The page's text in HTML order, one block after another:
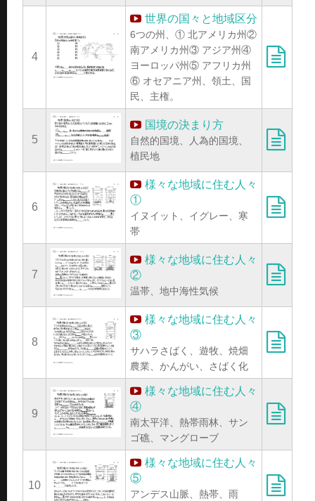
4
世界の国々と地域区分
6つの州、① 北アメリカ州②
南アメリカ州③ アジア州④
ヨーロッパ州⑤ アフリカ州
⑥ オセアニア州、領土、国
民、主権。
5
国境の決まり方
自然的国境、人為的国境、
植民地
6
様々な地域に住む人々
①
イヌイット、イグレー、寒
帯
7
様々な地域に住む人々
②
温帯、地中海性気候
8
様々な地域に住む人々
③
サハラさばく、遊牧、焼畑
農業、かんがい、さばく化
9
様々な地域に住む人々
④
南太平洋、熱帯雨林、サン
ゴ礁、マングローブ
10
様々な地域に住む人々
⑤
アンデス山脈、熱帯、雨